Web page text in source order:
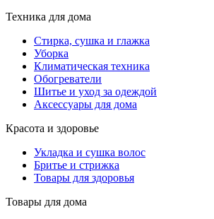
Техника для дома
Стирка, сушка и глажка
Уборка
Климатическая техника
Обогреватели
Шитье и уход за одеждой
Аксессуары для дома
Красота и здоровье
Укладка и сушка волос
Бритье и стрижка
Товары для здоровья
Товары для дома